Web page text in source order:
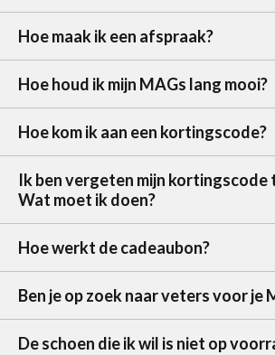
Hoe maak ik een afspraak?
Hoe houd ik mijn MAGs lang mooi?
Hoe kom ik aan een kortingscode?
Ik ben vergeten mijn kortingscode
Wat moet ik doen?
Hoe werkt de cadeaubon?
Ben je op zoek naar veters voor je
De schoen die ik wil is niet op